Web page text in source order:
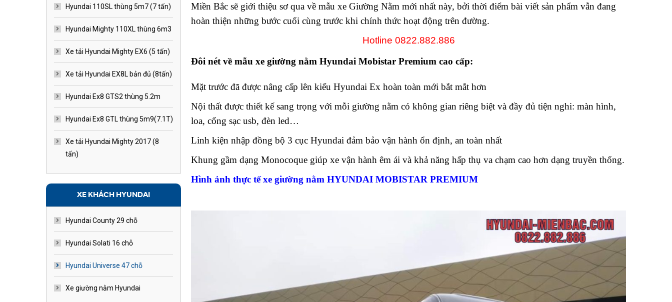
Miền Bắc sẽ giới thiệu sơ qua về mẫu xe Giường Nằm mới nhất này, bởi thời điểm bài viết sản phẩm vẫn đang
hoàn thiện những bước cuối cùng trước khi chính thức hoạt động trên đường.
Hotline 0822.882.886
Đôi nét về mẫu xe giường nằm Hyundai Mobistar Premium cao cấp:
Mặt trước đã được nâng cấp lên kiểu Hyundai Ex hoàn toàn mới bắt mắt hơn
Nội thất được thiết kế sang trọng với mỗi giường nằm có không gian riêng biệt và đầy đủ tiện nghi: màn hình,
loa, cổng sạc usb, đèn led…
Linh kiện nhập đồng bộ 3 cục Hyundai đảm bảo vận hành ổn định, an toàn nhất
Khung gầm dạng Monocoque giúp xe vận hành êm ái và khả năng hấp thụ va chạm cao hơn dạng truyền thống.
Hình ảnh thực tế xe giường nằm HYUNDAI MOBISTAR PREMIUM
Hyundai 110SL thùng 5m7 (7 tấn)
Hyundai Mighty 110XL thùng 6m3
Xe tải Hyundai Mighty EX6 (5 tấn)
Xe tải Hyundai EX8L bản đủ (8tấn)
Hyundai Ex8 GTS2 thùng 5.2m
Hyundai Ex8 GTL thùng 5m9(7.1T)
Xe tải Hyundai Mighty 2017 (8
tấn)
XE KHÁCH HYUNDAI
Hyundai County 29 chỗ
Hyundai Solati 16 chỗ
Hyundai Universe 47 chỗ
Xe giường nằm Hyundai